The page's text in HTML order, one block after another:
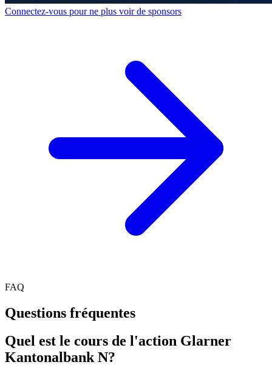
Connectez-vous pour ne plus voir de sponsors
FAQ
Questions fréquentes
Quel est le cours de l'action Glarner
Kantonalbank N?